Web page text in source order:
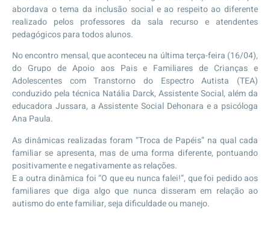
abordava o tema da inclusão social e ao respeito ao diferente
realizado pelos professores da sala recurso e atendentes
pedagógicos para todos alunos.
No encontro mensal, que aconteceu na última terça-feira (16/04),
do Grupo de Apoio aos Pais e Familiares de Crianças e
Adolescentes com Transtorno do Espectro Autista (TEA)
conduzido pela técnica Natália Darck, Assistente Social, além da
educadora Jussara, a Assistente Social Dehonara e a psicóloga
Ana Paula.
As dinâmicas realizadas foram “Troca de Papéis” na qual cada
familiar se apresenta, mas de uma forma diferente, pontuando
positivamente e negativamente as relações.
E a outra dinâmica foi “O que eu nunca falei!”, que foi pedido aos
familiares que diga algo que nunca disseram em relação ao
autismo do ente familiar, seja dificuldade ou manejo.